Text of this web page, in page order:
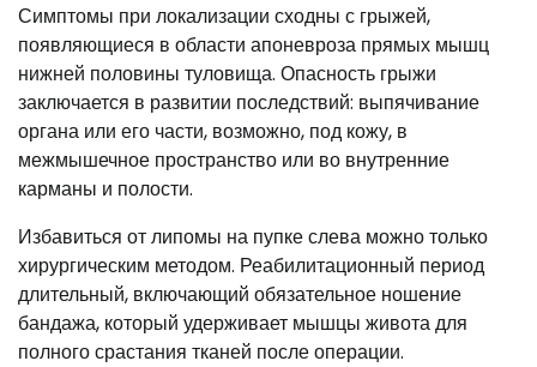
Симптомы при локализации сходны с грыжей,
появляющиеся в области апоневроза прямых мышц
нижней половины туловища. Опасность грыжи
заключается в развитии последствий: выпячивание
органа или его части, возможно, под кожу, в
межмышечное пространство или во внутренние
карманы и полости.
Избавиться от липомы на пупке слева можно только
хирургическим методом. Реабилитационный период
длительный, включающий обязательное ношение
бандажа, который удерживает мышцы живота для
полного срастания тканей после операции.